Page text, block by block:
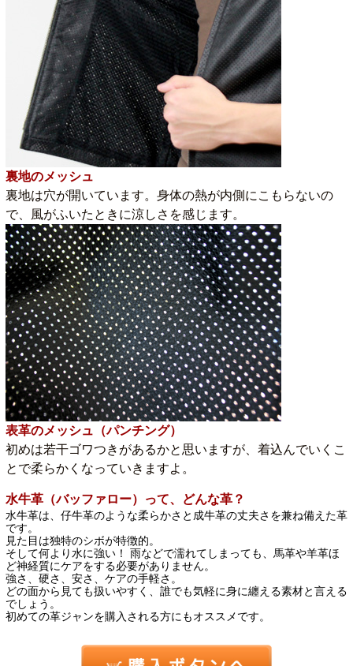
裏地のメッシュ
裏地は穴が開いています。身体の熱が内側にこもらないの
で、風がふいたときに涼しさを感じます。
表革のメッシュ（パンチング）
初めは若干ゴワつきがあるかと思いますが、着込んでいくこ
とで柔らかくなっていきますよ。
水牛革（バッファロー）って、どんな革？
水牛革は、仔牛革のような柔らかさと成牛革の丈夫さを兼ね備えた革
です。
見た目は独特のシボが特徴的。
そして何より水に強い！ 雨などで濡れてしまっても、馬革や羊革ほ
ど神経質にケアをする必要がありません。
強さ、硬さ、安さ、ケアの手軽さ。
どの面から見ても扱いやすく、誰でも気軽に身に纏える素材と言える
でしょう。
初めての革ジャンを購入される方にもオススメです。